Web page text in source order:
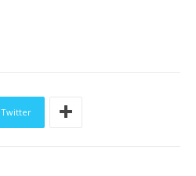
Twitter